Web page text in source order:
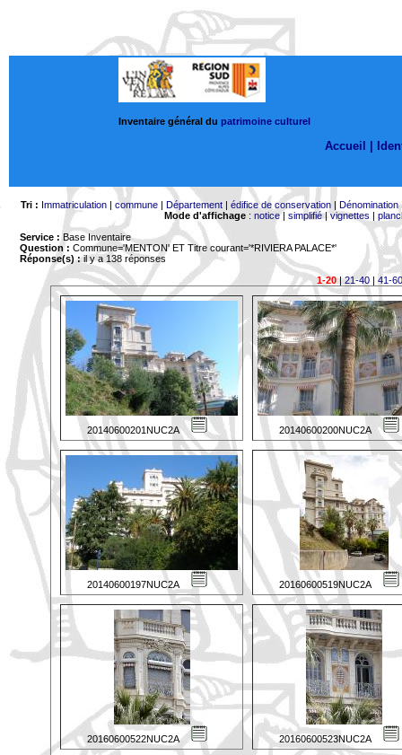
Inventaire général du patrimoine culturel
Accueil |
Tri : Immatriculation| commune| Département| édifice de conservation| Dénomination
Mode d'affichage: notice| simplifié|vignettes |
Service : Base Inventaire
Question : Commune='MENTON' ET Titre courant='*RIVIERA PALACE*'
Réponse(s) :il y a 138 réponses
1-20|21-40 | 41-60
20140600201NUC2A 20140600200NUC2A
20140600197NUC2A 20160600519NUC2A
20160600522NUC2A 20160600523NUC2A